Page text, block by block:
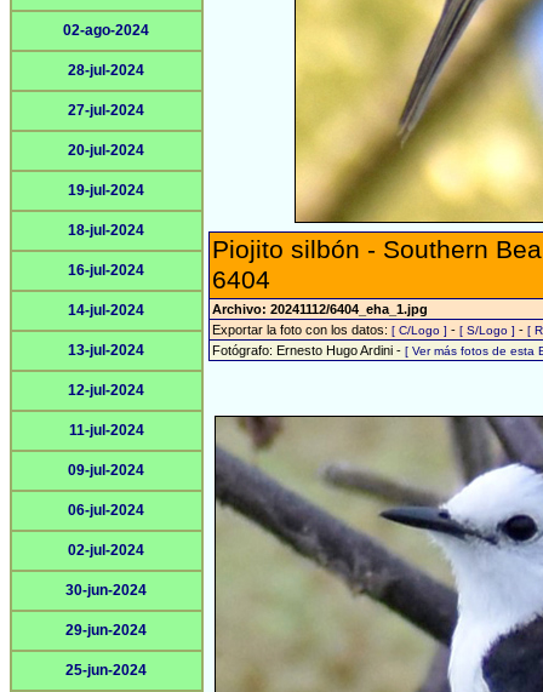
02-ago-2024
28-jul-2024
27-jul-2024
20-jul-2024
19-jul-2024
18-jul-2024
16-jul-2024
14-jul-2024
13-jul-2024
12-jul-2024
11-jul-2024
09-jul-2024
06-jul-2024
02-jul-2024
30-jun-2024
29-jun-2024
25-jun-2024
Piojito silbón - Southern
6404
Archivo: 20241112/6404_eha_1.jpg
Exportar la foto con los datos: [ C/Logo ] - [ S/Logo ] - [
Fotógrafo: Ernesto Hugo Ardini - [ Ver más fotos de esta